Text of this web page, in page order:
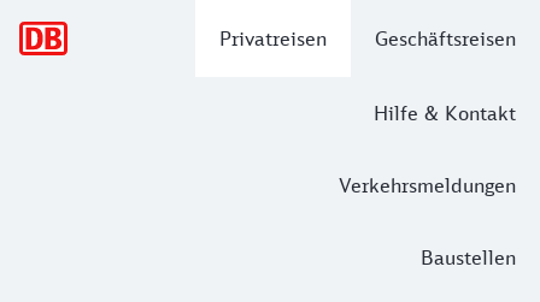
Privatreisen Geschäftsreisen
Hilfe & Kontakt
Verkehrsmeldungen
Baustellen